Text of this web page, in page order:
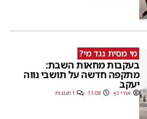
מי מסית נגד מי?
בעקבות מחאות השבת:
מתקפה חדשה על תושבי נווה
יעקב
אורי כץ 11:08 1 תגובות